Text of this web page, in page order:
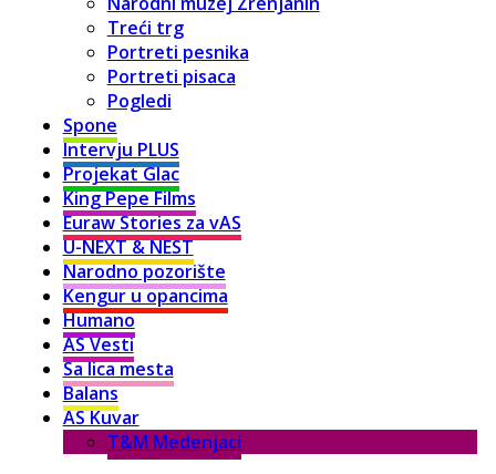
Treći trg
Portreti pesnika
Portreti pisaca
Pogledi
Spone
Intervju PLUS
Projekat Glac
King Pepe Films
Euraw Stories za vAS
U-NEXT & NEST
Narodno pozorište
Kengur u opancima
Humano
AS Vesti
Sa lica mesta
Balans
AS Kuvar
T&M Medenjaci